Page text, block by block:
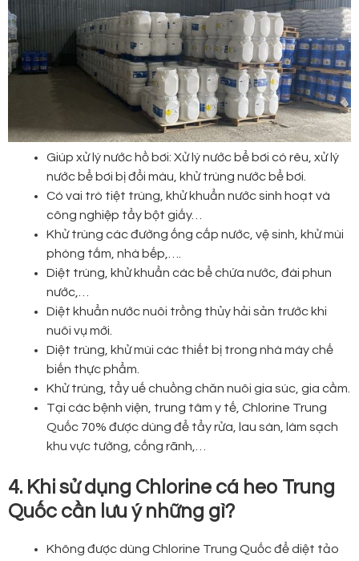
Giúp xử lý nước hồ bơi: Xử lý nước bể bơi có rêu, xử lý
nước bể bơi bị đổi màu, khử trùng nước bể bơi.
Có vai trò tiệt trùng, khử khuẩn nước sinh hoạt và
công nghiệp tẩy bột giấy…
Khử trùng các đường ống cấp nước, vệ sinh, khử mùi
phòng tắm, nhà bếp,….
Diệt trùng, khử khuẩn các bể chứa nước, đài phun
nước,…
Diệt khuẩn nước nuôi trồng thủy hải sản trước khi
nuôi vụ mới.
Diệt trùng, khử mùi các thiết bị trong nhà máy chế
biến thực phẩm.
Khử trùng, tẩy uế chuồng chăn nuôi gia súc, gia cầm.
Tại các bệnh viện, trung tâm y tế, Chlorine Trung
Quốc 70% được dùng để tẩy rửa, lau sàn, làm sạch
khu vực tường, cống rãnh,…
4. Khi sử dụng Chlorine cá heo Trung
Quốc cần lưu ý những gì?
Không được dùng Chlorine Trung Quốc để diệt tảo